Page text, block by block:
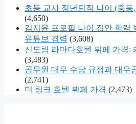
초등 교사 정년퇴직 나이 (중
(4,650)
김지윤 프로필 나이 집안 학력
유튜브 경력 (3,608)
신도림 라마다호텔 뷔페 가격:
(3,483)
공무원 대우 수당 규정과 대우
(2,741)
더 링크 호텔 뷔페 가격 (2,473)